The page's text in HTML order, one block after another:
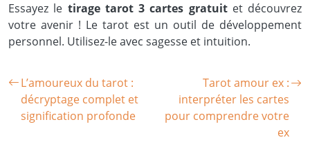
Essayez le tirage tarot 3 cartes gratuit et découvrez
votre avenir ! Le tarot est un outil de développement
personnel. Utilisez-le avec sagesse et intuition.
L’amoureux du tarot :
décryptage complet et
signification profonde
Tarot amour ex :
interpréter les cartes
pour comprendre votre
ex